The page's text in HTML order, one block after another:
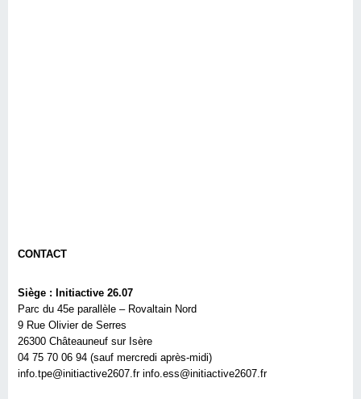
CONTACT
Siège : Initiactive 26.07
Parc du 45e parallèle – Rovaltain Nord
9 Rue Olivier de Serres
26300 Châteauneuf sur Isère
04 75 70 06 94 (sauf mercredi après-midi)
info.tpe@initiactive2607.fr info.ess@initiactive2607.fr